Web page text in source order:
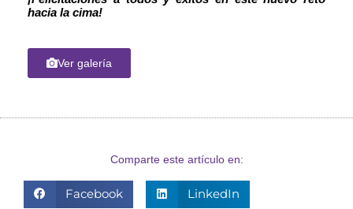
hacia la cima!
Ver galería
Comparte este artículo en:
Facebook LinkedIn